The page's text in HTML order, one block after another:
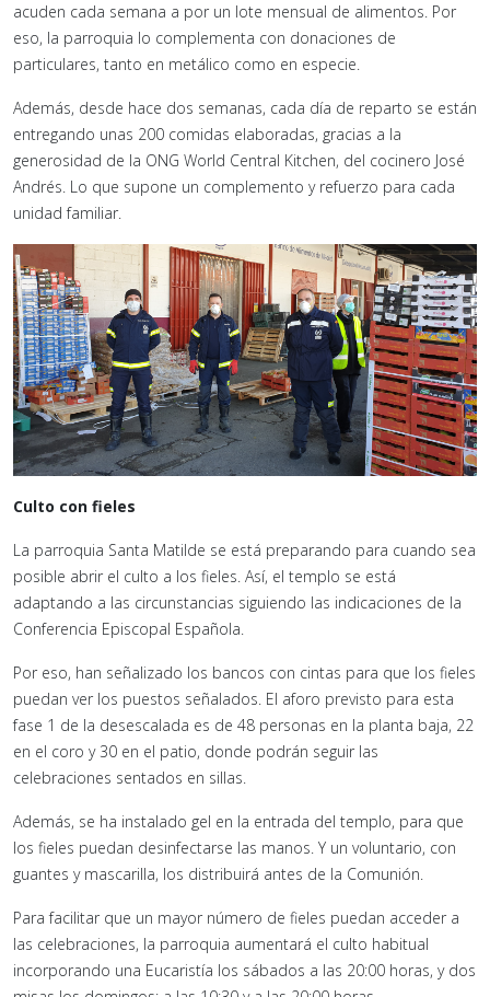
acuden cada semana a por un lote mensual de alimentos. Por
eso, la parroquia lo complementa con donaciones de
particulares, tanto en metálico como en especie.
Además, desde hace dos semanas, cada día de reparto se están
entregando unas 200 comidas elaboradas, gracias a la
generosidad de la ONG World Central Kitchen, del cocinero José
Andrés. Lo que supone un complemento y refuerzo para cada
unidad familiar.
Culto con fieles
La parroquia Santa Matilde se está preparando para cuando sea
posible abrir el culto a los fieles. Así, el templo se está
adaptando a las circunstancias siguiendo las indicaciones de la
Conferencia Episcopal Española.
Por eso, han señalizado los bancos con cintas para que los fieles
puedan ver los puestos señalados. El aforo previsto para esta
fase 1 de la desescalada es de 48 personas en la planta baja, 22
en el coro y 30 en el patio, donde podrán seguir las
celebraciones sentados en sillas.
Además, se ha instalado gel en la entrada del templo, para que
los fieles puedan desinfectarse las manos. Y un voluntario, con
guantes y mascarilla, los distribuirá antes de la Comunión.
Para facilitar que un mayor número de fieles puedan acceder a
las celebraciones, la parroquia aumentará el culto habitual
incorporando una Eucaristía los sábados a las 20:00 horas, y dos